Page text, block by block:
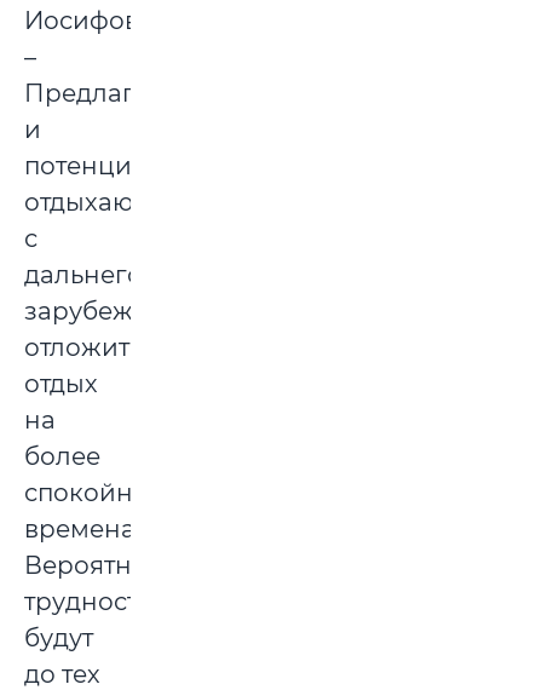
Иосифович.
–
Предлагаем
и
потенциальным
отдыхающим
с
дальнего
зарубежья
отложить
отдых
на
более
спокойные
времена.
Вероятно,
трудности
будут
до тех